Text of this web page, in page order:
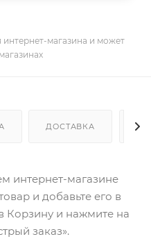
интернет-магазина и может
ДОСТАВКА
интернет-магазине
и добавьте его в
Корзину и нажмите на
заказ».